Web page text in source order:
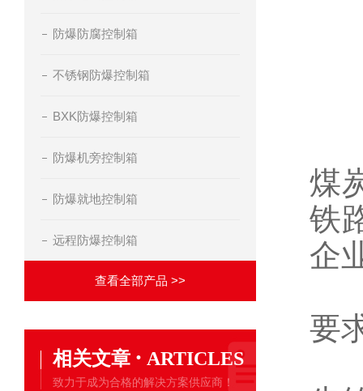
防爆防腐控制箱
不锈钢防爆控制箱
BXK防爆控制箱
防爆机旁控制箱
防爆就地控制箱
远程防爆控制箱
查看全部产品 >>
相关文章 · ARTICLES
致力于成为合格的解决方案供应商！
煤
铁
企
要